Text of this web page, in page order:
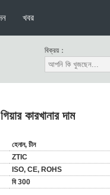
খবর
বিক্রয়：
কারখানার দাম
হেনান, চীন
ZTIC
ISO, CE, ROHS
বি 300